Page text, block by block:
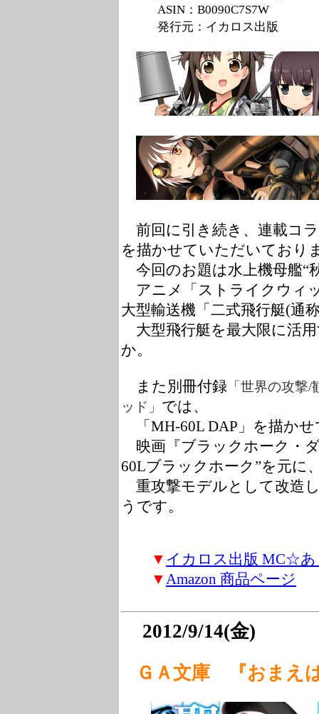
ASIN：B0090C7S7W
発行元：イカロス出版
前回に引き続き、連載コ
を描かせていただいており
今回のお題は水上機母艦“
アニメ「ストライクウィ
大型輸送機「二式飛行艇(通
大型飛行艇を最大限に活
か。
また別冊付録 「世界の攻撃
ッド」 では、
「MH-60L DAP」を描か
映画『ブラックホーク・
60Lブラックホーク”を元に
重攻撃モデルとして改造
うです。
▼ イカロス出版 MC☆
▼ Amazon 商品ページ
2012/9/14(金)
ＧＡ文庫 『おまえ